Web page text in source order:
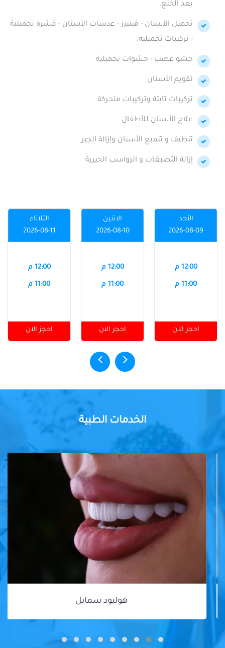
بعد الخلع.
تجميل الأسنان - ڤينيرز - عدسات الأسنان - قشرة تجميلية
- تركيبات تجميلية.
حشو عصب - حشوات تجميلية
تقويم الأسنان
تركيبات ثابتة وتركيبات متحركة
علاج الأسنان للأطفال
تنظيف و تلميع الأسنان وإزالة الجير
إزالة التصبغات و الرواسب الجيرية
الأحد
2026-08-09
12:00 م
11:00 م
احجز الان
الاثنين
2026-08-10
12:00 م
11:00 م
احجز الان
الثلاثاء
2026-08-11
12:00 م
11:00 م
احجز الان
الخدمات الطبية
هوليود سمايل